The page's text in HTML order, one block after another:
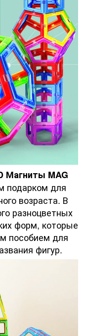
Магниты MAG
подарком для
возраста. В
разноцветных
форм, которые
пособием для
фигур.